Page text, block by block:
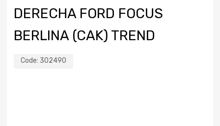
DERECHA FORD FOCUS
BERLINA (CAK) TREND
Code: 302490